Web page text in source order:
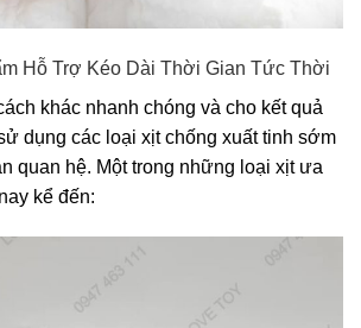
Hỗ Trợ Kéo Dài Thời Gian Tức Thời
khác nhanh chóng và cho kết quả
dụng các loại xịt chống xuất tinh sớm
quan hệ. Một trong những loại xịt ưa
kể đến: